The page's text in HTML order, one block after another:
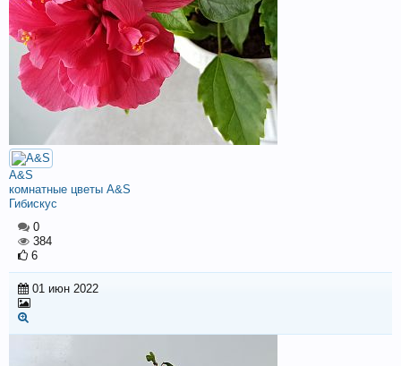
A&S
комнатные цветы A&S
Гибискус
0
384
6
01 июн 2022